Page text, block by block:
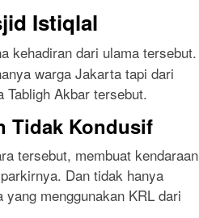
Istiqlal
kehadiran dari ulama tersebut.
warga Jakarta tapi dari
Akbar tersebut.
Tidak Kondusif
tersebut, membuat kendaraan
Dan tidak hanya
menggunakan KRL dari